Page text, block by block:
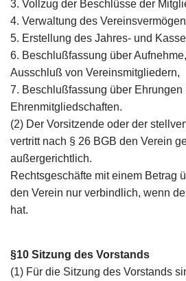
3. Vollzug der Beschlüsse der
4. Verwaltung des
5. Erstellung des Jahres- und
6. Beschlußfassung über
Ausschluß von Vereinsmitgliedern,
7. Beschlußfassung über Ehrungen
Ehrenmitgliedschaften.
(2) Der Vorsitzende oder der
vertritt nach § 26 BGB den Verein
außergerichtlich.
Rechtsgeschäfte mit einem Betrag
den Verein nur verbindlich, wenn
hat.
§10 Sitzung des Vorstands
(1) Für die Sitzung des Vorstands